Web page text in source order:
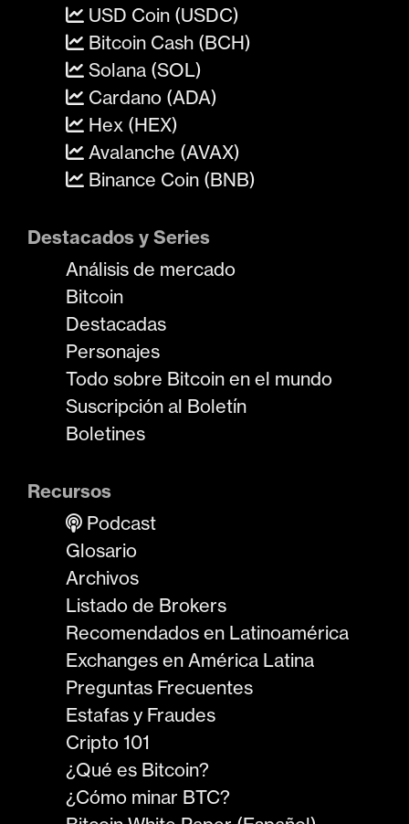
USD Coin (USDC)
Bitcoin Cash (BCH)
Solana (SOL)
Cardano (ADA)
Hex (HEX)
Avalanche (AVAX)
Binance Coin (BNB)
Destacados y Series
Análisis de mercado
Bitcoin
Destacadas
Personajes
Todo sobre Bitcoin en el mundo
Suscripción al Boletín
Boletines
Recursos
Podcast
Glosario
Archivos
Listado de Brokers
Recomendados en Latinoamérica
Exchanges en América Latina
Preguntas Frecuentes
Estafas y Fraudes
Cripto 101
¿Qué es Bitcoin?
¿Cómo minar BTC?